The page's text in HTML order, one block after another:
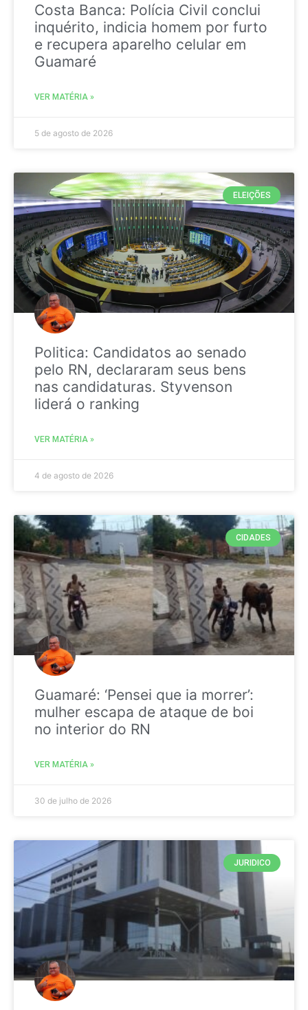
Costa Banca: Polícia Civil conclui
inquérito, indicia homem por furto
e recupera aparelho celular em
Guamaré
VER MATÉRIA »
5 de agosto de 2026
ELEIÇÕES
Politica: Candidatos ao senado
pelo RN, declararam seus bens
nas candidaturas. Styvenson
liderá o ranking
VER MATÉRIA »
4 de agosto de 2026
CIDADES
Guamaré: ‘Pensei que ia morrer’:
mulher escapa de ataque de boi
no interior do RN
VER MATÉRIA »
30 de julho de 2026
JURIDICO